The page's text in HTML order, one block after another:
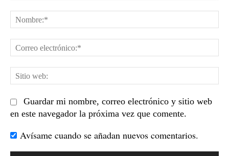
Guardar mi nombre, correo electrónico y sitio web
en este navegador la próxima vez que comente.
Avísame cuando se añadan nuevos comentarios.